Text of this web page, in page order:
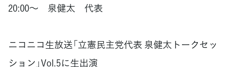
20:00～ 泉健太 代表
ニコニコ生放送「立憲民主党代表 泉健太トークセッ
ション」Vol.5に生出演